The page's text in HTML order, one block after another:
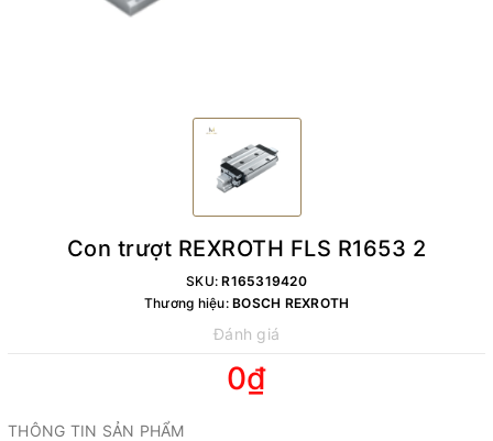
Con trượt REXROTH FLS R1653 2
SKU:R165319420
Thương hiệu: BOSCH REXROTH
Đánh giá
0₫
THÔNG TIN SẢN PHẨM